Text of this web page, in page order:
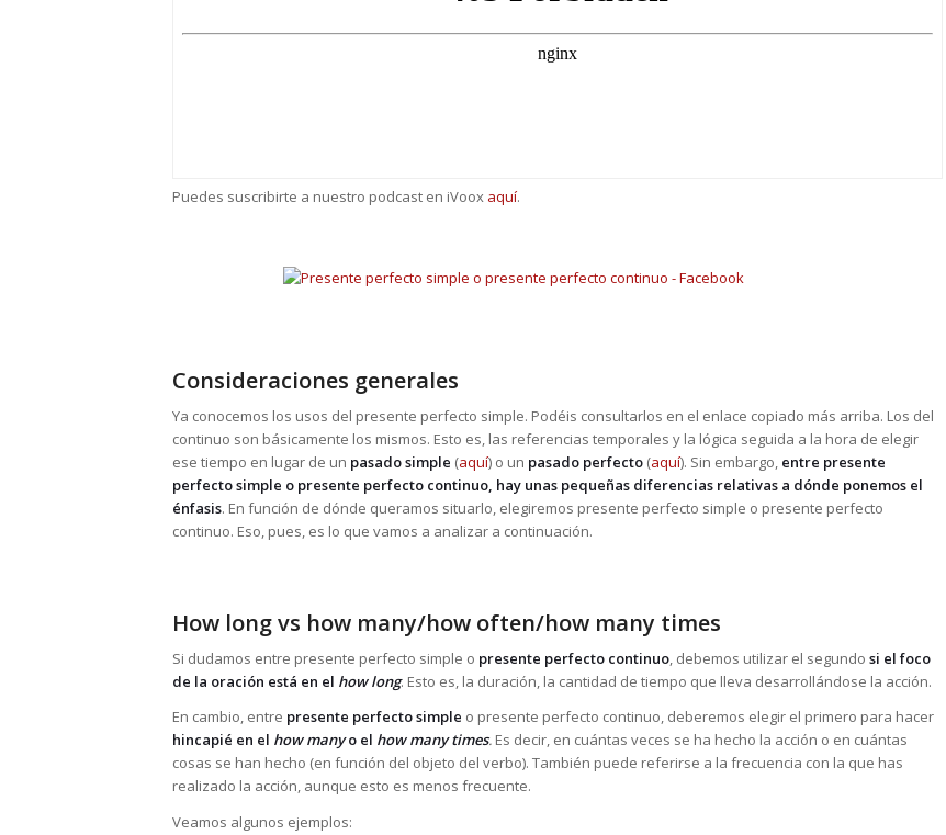
Puedes suscribirte a nuestro podcast en iVoox aquí.
Consideraciones generales
Ya conocemos los usos del presente perfecto simple. Podéis consultarlos en el enlace copiado más arriba. Los del
continuo son básicamente los mismos. Esto es, las referencias temporales y la lógica seguida a la hora de elegir
ese tiempo en lugar de un pasado simple (aquí) o un pasado perfecto (aquí). Sin embargo, entre presente
perfecto simple o presente perfecto continuo, hay unas pequeñas diferencias relativas a dónde ponemos el
énfasis. En función de dónde queramos situarlo, elegiremos presente perfecto simple o presente perfecto
continuo. Eso, pues, es lo que vamos a analizar a continuación.
How long vs how many/how often/how many times
Si dudamos entre presente perfecto simple o presente perfecto continuo, debemos utilizar el segundo si el foco
de la oración está en el how long. Esto es, la duración, la cantidad de tiempo que lleva desarrollándose la acción.
En cambio, entre presente perfecto simple o presente perfecto continuo, deberemos elegir el primero para hacer
hincapié en el how manyo el how many times. Es decir, en cuántas veces se ha hecho la acción o en cuántas
cosas se han hecho (en función del objeto del verbo). También puede referirse a la frecuencia con la que has
realizado la acción, aunque esto es menos frecuente.
Veamos algunos ejemplos: